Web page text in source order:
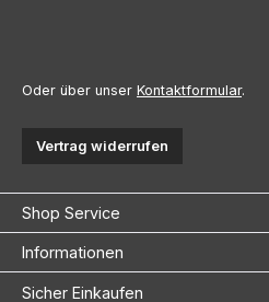
Oder über unser Kontaktformular.
Vertrag widerrufen
Shop Service
Informationen
Sicher Einkaufen